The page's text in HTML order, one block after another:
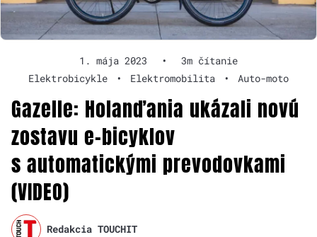
1. mája 2023 •
3m čítanie
Elektrobicykle
• Elektromobilita • Auto-moto
Gazelle: Holanďania ukázali novú
zostavu e-bicyklov
s automatickými prevodovkami
(VIDEO)
Redakcia TOUCHIT